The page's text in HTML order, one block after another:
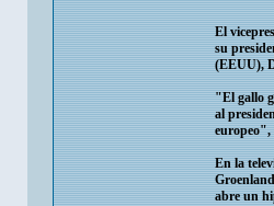
El
su
(EEUU),
"El gallo
al
europeo",
En la
abre un